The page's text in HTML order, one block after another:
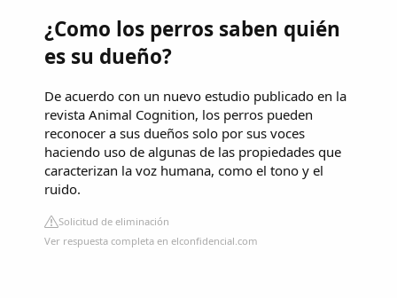
¿Como los perros saben quién
es su dueño?
De acuerdo con un nuevo estudio publicado en la
revista Animal Cognition, los perros pueden
reconocer a sus dueños solo por sus voces
haciendo uso de algunas de las propiedades que
caracterizan la voz humana, como el tono y el
ruido.
Solicitud de eliminación
Ver respuesta completa en elconfidencial.com